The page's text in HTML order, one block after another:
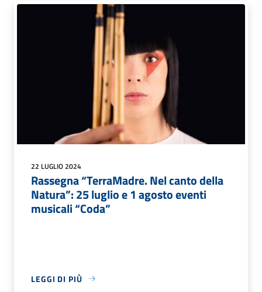
22 LUGLIO 2024
Rassegna “TerraMadre. Nel canto della
Natura”: 25 luglio e 1 agosto eventi
musicali “Coda”
LEGGI DI PIÙ